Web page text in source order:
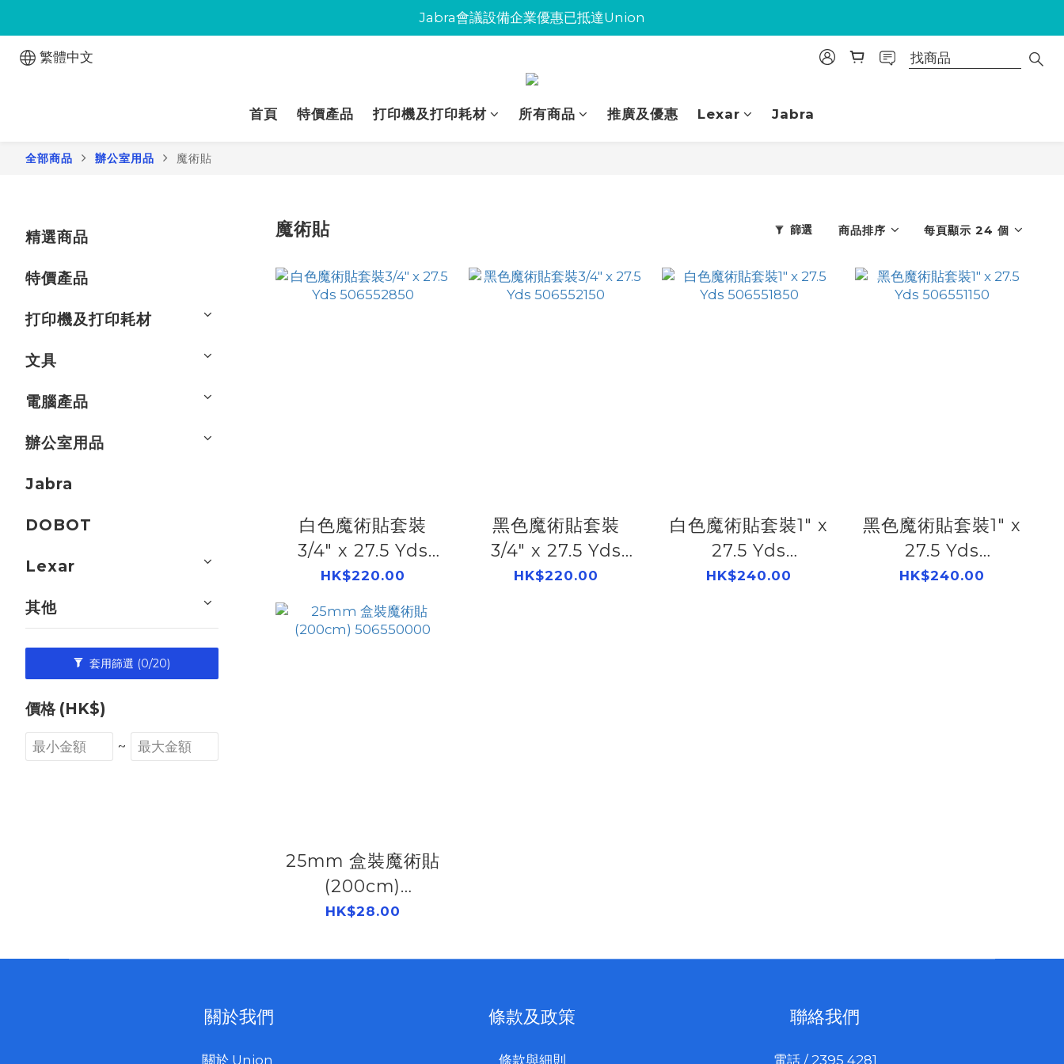
Jabra會議設備企業優惠已抵達Union
Jabra會議設備企業優惠已抵達Union
Jabra會議設備企業優惠已抵達Union
繁體中文
首頁 特價產品 打印機及打印耗材 所有商品 推廣及優惠 Lexar Jabra
全部商品 辦公室用品 魔術貼
精選商品
特價產品
打印機及打印耗材
文具
電腦產品
辦公室用品
Jabra
DOBOT
Lexar
其他
套用篩選 (0/20)
價格 (HK$)
~
魔術貼 篩選 商品排序 每頁顯示 24 個
白色魔術貼套裝
3/4" x 27.5 Yds
506552850
HK$220.00
黑色魔術貼套裝
3/4" x 27.5 Yds
506552150
HK$220.00
白色魔術貼套裝1" x
27.5 Yds
506551850
HK$240.00
黑色魔術貼套裝1" x
27.5 Yds
506551150
HK$240.00
25mm 盒裝魔術貼
(200cm)
506550000
HK$28.00
關於我們
關於 Union
條款及政策
條款與細則
聯絡我們
電話 / 2395 4281